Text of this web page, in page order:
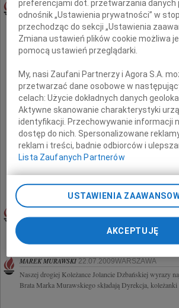
ZDZISŁAW NOWAK22.07.2009CZĘSTOCHOWA
Z głębokim żalem żegnamy zmarłego Kolegę
częstochowskiej samorządowca, długoletniego
Z głębokim żalem i smutkiem przyjęliśmy wiadomość
stanowi niepowetowaną stratę dla mieszkańców miasta.
Z żalem i smutkiem przyjąłem wiadomość o śmierci
wyrazy głębokiego współczucia Zygmunt Łukaszczyk
Z głębokim żalem przyjąłem wiadomość o śmierci
powiatu częstochowskiego i radnego Miasta
Z wielkim żalem i smutkiem przyjąłem wiadomość o
Radnego Miasta Częstochowy II i III kadencji. W
FELIKS KAZIMIERZ PIETRZAK
18 lipca 2009 roku odszedł do swojej Zosi dr inż.
Warszawskiego, pracownik naukowy Centrum
MAREK MURAWSKI 22.07.2009WARSZAWA
Naszej drogiej Koleżance Jolancie Dzbańskiej wyrazy
Brata Marka Murawskiego składają Dyrekcja,
preferencjami dot. przetwarzania danych
odnośnik „Ustawienia prywatności” w
przechodząc do sekcji „Ustawienia
Zmiana ustawień plików cookie możliwa
pomocą ustawień przeglądarki.
My, nasi Zaufani Partnerzy i Agora S.A.
przetwarzać dane osobowe w
celach:Użycie dokładnych danych
Aktywne skanowanie charakterystyki
identyfikacji. Przechowywanie informacji
dostęp do nich. Spersonalizowane
reklam i treści, badnie odbiorców i
Lista Zaufanych Partnerów
USTAWIENIA
AKCEPTUJĘ